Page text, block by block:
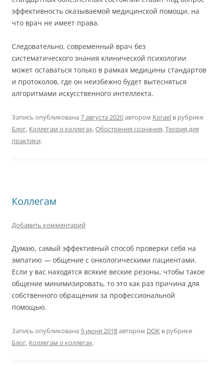
эффективность оказываемой медицинской помощи, на
что врач не имеет права.
Следовательно, современный врач без
систематического знания клинической психологии
может оставаться только в рамках медицины стандартов
и протоколов, где он неизбежно будет вытесняться
алгоритмами искусственного интеллекта.
Запись опубликована 7 августа 2020автором Korael в рубрике
Блог, Коллегам о коллегах,Обострения сознания,Теория для
практики.
Коллегам
Добавить комментарий
Думаю, самый эффективный способ проверки себя на
эмпатию — общение с онкологическими пациентами.
Если у вас находятся всякие веские резоны, чтобы такое
общение минимизировать, то это как раз причина для
собственного обращения за профессиональной
помощью.
Запись опубликована 9 июня 2018автором DOK в рубрике
Блог, Коллегам о коллегах.